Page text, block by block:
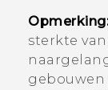
Aanmelden
Opmerking:
sterkte
gebouwen